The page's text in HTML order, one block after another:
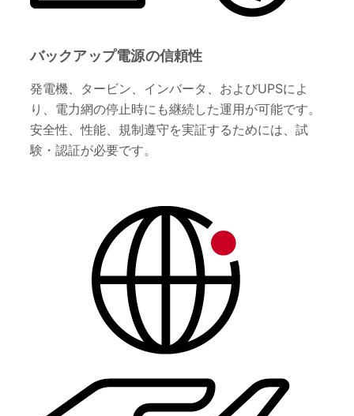
バックアップ電源の信頼性
発電機、タービン、インバータ、およびUPSによ
り、電力網の停止時にも継続した運用が可能です。
安全性、性能、規制遵守を実証するためには、試
験・認証が必要です。